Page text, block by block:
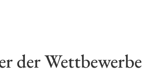
der Wettbewerbe